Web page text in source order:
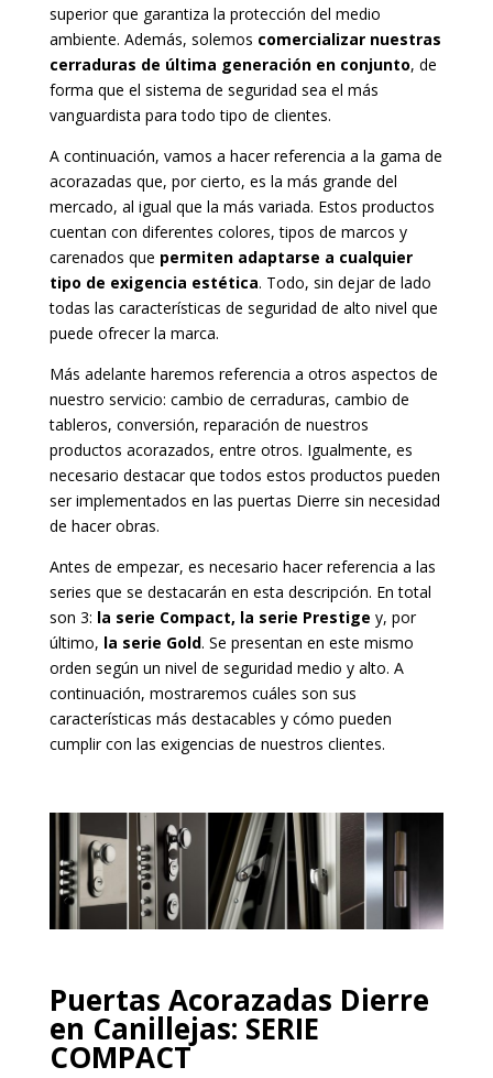
superior que garantiza la protección del medio
ambiente. Además, solemos comercializar nuestras
cerraduras de última generación en conjunto, de
forma que el sistema de seguridad sea el más
vanguardista para todo tipo de clientes.
A continuación, vamos a hacer referencia a la gama de
acorazadas que, por cierto, es la más grande del
mercado, al igual que la más variada. Estos productos
cuentan con diferentes colores, tipos de marcos y
carenados que permiten adaptarse a cualquier
tipo de exigencia estética. Todo, sin dejar de lado
todas las características de seguridad de alto nivel que
puede ofrecer la marca.
Más adelante haremos referencia a otros aspectos de
nuestro servicio: cambio de cerraduras, cambio de
tableros, conversión, reparación de nuestros
productos acorazados, entre otros. Igualmente, es
necesario destacar que todos estos productos pueden
ser implementados en las puertas Dierre sin necesidad
de hacer obras.
Antes de empezar, es necesario hacer referencia a las
series que se destacarán en esta descripción. En total
son 3: la serie Compact, la serie Prestige y, por
último, la serie Gold. Se presentan en este mismo
orden según un nivel de seguridad medio y alto. A
continuación, mostraremos cuáles son sus
características más destacables y cómo pueden
cumplir con las exigencias de nuestros clientes.
Puertas Acorazadas Dierre
en Canillejas: SERIE
COMPACT